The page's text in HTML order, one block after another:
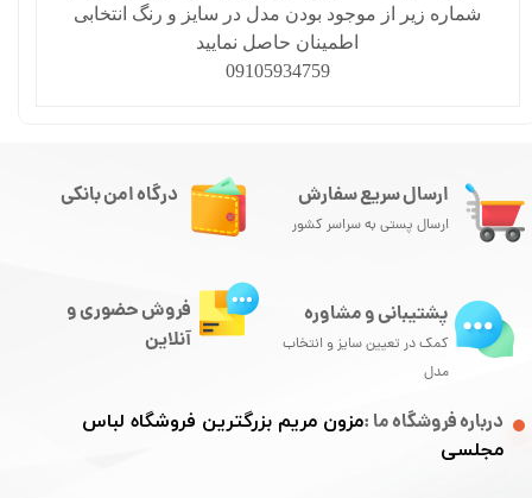
شماره زیر از موجود بودن مدل در سایز و رنگ انتخابی
اطمینان حاصل نمایید
09105934759
ارسال سریع سفارش
ارسال پستی به سراسر کشور
درباره فروشگاه ما :مزون مریم بزرگترین فروشگاه لباس
مجلسی
درگاه امن بانکی
پشتیبانی و مشاوره
کمک در تعیین سایز و انتخاب
مدل
فروش حضوری و
آنلاین